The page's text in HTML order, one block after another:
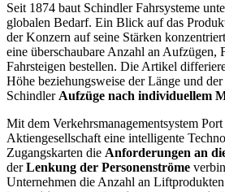
Seit 1874 baut Schindler Fahrsysteme
globalen Bedarf. Ein Blick auf das
der Konzern auf seine Stärken
eine überschaubare Anzahl an Aufzügen,
Fahrsteigen bestellen. Die Artikel
Höhe beziehungsweise der Länge und
Schindler Aufzüge nach individuellem
Mit dem Verkehrsmanagementsystem
Aktiengesellschaft eine intelligente
Zugangskarten die Anforderungen an
derLenkung der Personenströme
Unternehmen die Anzahl an